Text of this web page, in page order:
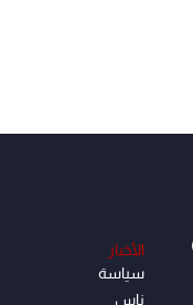
الأخبار
سياسة
ناس